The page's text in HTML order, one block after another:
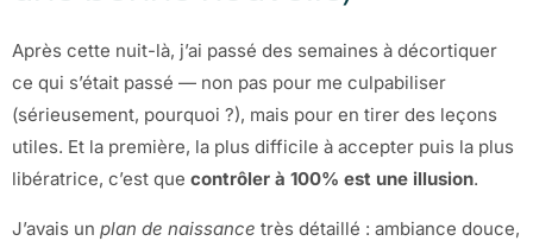
Après cette nuit-là, j’ai passé des semaines à décortiquer
ce qui s’était passé — non pas pour me culpabiliser
(sérieusement, pourquoi ?), mais pour en tirer des leçons
utiles. Et la première, la plus difficile à accepter puis la plus
libératrice, c’est que contrôler à 100% est une illusion.
J’avais un plan de naissance très détaillé : ambiance douce,